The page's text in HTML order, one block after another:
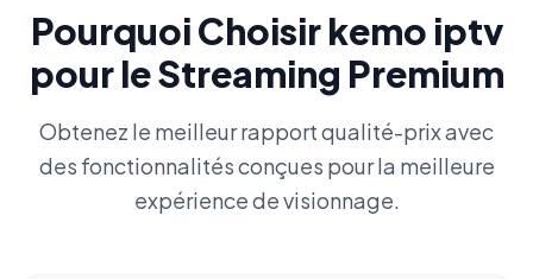
Pourquoi Choisir kemo iptv
pour le Streaming Premium
Obtenez le meilleur rapport qualité-prix avec
des fonctionnalités conçues pour la meilleure
expérience de visionnage.